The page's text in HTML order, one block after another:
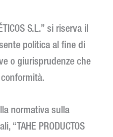
S.L.” si riserva il
politica al fine di
o giurisprudenze che
normativa sulla
“TAHE PRODUCTOS